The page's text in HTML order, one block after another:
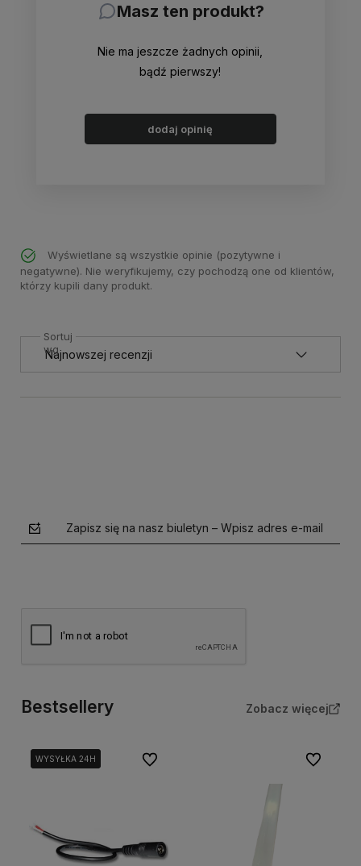
Masz ten produkt?
Nie ma jeszcze żadnych opinii,
bądź pierwszy!
dodaj opinię
Wyświetlane są wszystkie opinie (pozytywne i
negatywne). Nie weryfikujemy, czy pochodzą one od klientów,
którzy kupili dany produkt.
Sortuj
wg
Zapisz się na nasz biuletyn – Wpisz adres e-mail
polityce prywatności
Bestsellery Zobacz więcej
WYSYŁKA 24H
WYSYŁKA 24H Do ulubionych Do